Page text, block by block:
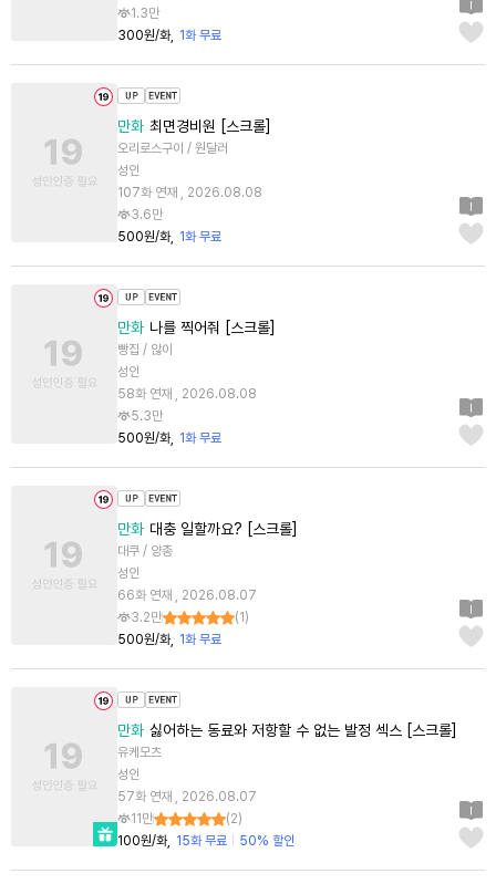
1.3만
300원/화
1화 무료
만화 최면경비원 [스크롤]
오리로스구이 / 원달러
성인
107화 연재 , 2026.08.08
3.6만
500원/화
1화 무료
만화 나를 찍어줘 [스크롤]
빵집 / 않이
성인
58화 연재 , 2026.08.08
5.3만
500원/화
1화 무료
만화 대충 일할까요? [스크롤]
대쿠 / 양총
성인
66화 연재 , 2026.08.07
3.2만
(1 )
500원/화
1화 무료
만화 싫어하는 동료와 저항할 수 없는 발정 섹스 [스크롤]
유케모츠
성인
57화 연재 , 2026.08.07
11만
(2)
100원/화
15화 무료 50% 할인